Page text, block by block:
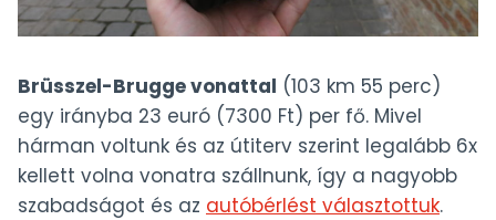
Brüsszel-Brugge vonattal (103 km 55 perc)
egy irányba 23 euró (7300 Ft) per fő. Mivel
hárman voltunk és az útiterv szerint legalább 6x
kellett volna vonatra szállnunk, így a nagyobb
szabadságot és az autóbérlést választottuk.